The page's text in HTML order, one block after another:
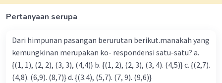
Beri Rating
Pertanyaan serupa
Dari himpunan pasangan berurutan berikut.manakah yang
kemungkinan merupakan ko- respondensi satu-satu? a.
{(1, 1), (2, 2), (3, 3), (4,4)} b. {(1, 2), (2, 3), (3, 4). (4,5)} c. {(2,7).
(4,8). (6,9). (8,7)} d. {(3.4), (5,7). (7, 9). (9,6)}